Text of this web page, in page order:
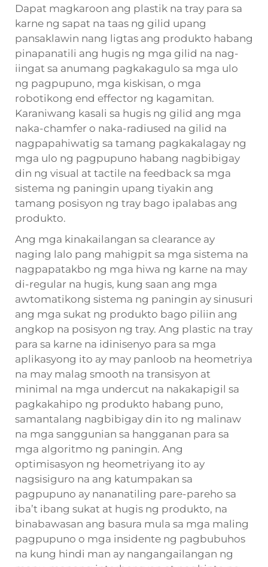
Dapat magkaroon ang plastik na tray para sa
karne ng sapat na taas ng gilid upang
pansaklawin nang ligtas ang produkto habang
pinapanatili ang hugis ng mga gilid na nag-
iingat sa anumang pagkakagulo sa mga ulo
ng pagpupuno, mga kiskisan, o mga
robotikong end effector ng kagamitan.
Karaniwang kasali sa hugis ng gilid ang mga
naka-chamfer o naka-radiused na gilid na
nagpapahiwatig sa tamang pagkakalagay ng
mga ulo ng pagpupuno habang nagbibigay
din ng visual at tactile na feedback sa mga
sistema ng paningin upang tiyakin ang
tamang posisyon ng tray bago ipalabas ang
produkto.
Ang mga kinakailangan sa clearance ay
naging lalo pang mahigpit sa mga sistema na
nagpapatakbo ng mga hiwa ng karne na may
di-regular na hugis, kung saan ang mga
awtomatikong sistema ng paningin ay sinusuri
ang mga sukat ng produkto bago piliin ang
angkop na posisyon ng tray. Ang plastic na tray
para sa karne na idinisenyo para sa mga
aplikasyong ito ay may panloob na heometriya
na may malag smooth na transisyon at
minimal na mga undercut na nakakapigil sa
pagkakahipo ng produkto habang puno,
samantalang nagbibigay din ito ng malinaw
na mga sanggunian sa hangganan para sa
mga algoritmo ng paningin. Ang
optimisasyon ng heometriyang ito ay
nagsisiguro na ang katumpakan sa
pagpupuno ay nananatiling pare-pareho sa
iba’t ibang sukat at hugis ng produkto, na
binabawasan ang basura mula sa mga maling
pagpupuno o mga insidente ng pagbubuhos
na kung hindi man ay nangangailangan ng